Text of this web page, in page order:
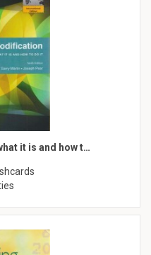
it is and how t…